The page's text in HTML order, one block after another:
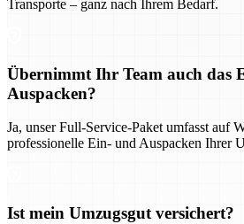
Transporte – ganz nach Ihrem Bedarf.
Übernimmt Ihr Team auch das
Auspacken?
Ja, unser Full-Service-Paket umfasst auf
professionelle Ein- und Auspacken Ihrer
Ist mein Umzugsgut versichert?